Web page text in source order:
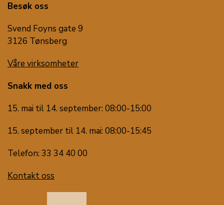
Besøk oss
Svend Foyns gate 9
3126 Tønsberg
Våre virksomheter
Snakk med oss
15. mai til 14. september: 08:00-15:00
15. september til 14. mai: 08:00-15:45
Telefon: 33 34 40 00
Kontakt oss